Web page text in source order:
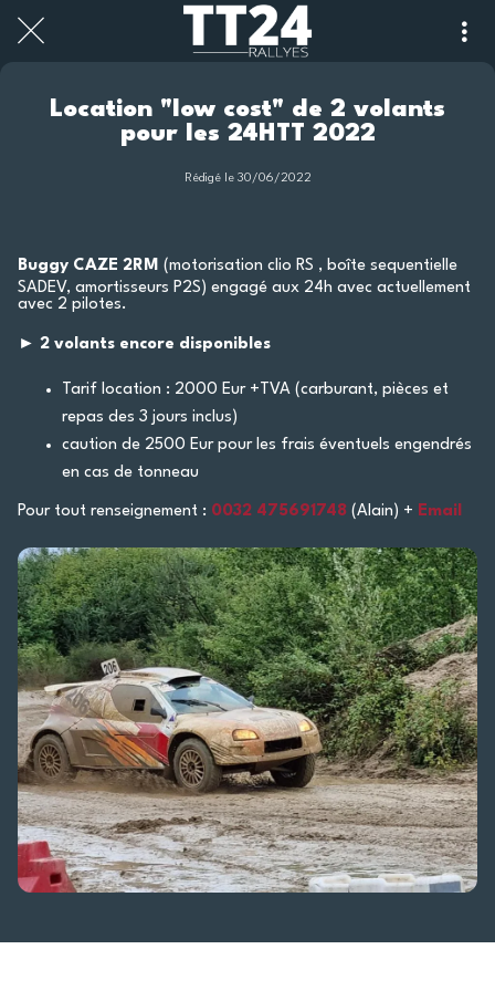
Location "low cost" de 2 volants
pour les 24HTT 2022
Rédigé le 30/06/2022
Buggy CAZE 2RM (motorisation clio RS , boîte sequentielle
SADEV, amortisseurs P2S) engagé aux 24h avec actuellement
avec 2 pilotes.
► 2 volants encore disponibles
Tarif location : 2000 Eur +TVA (carburant, pièces et
repas des 3 jours inclus)
caution de 2500 Eur pour les frais éventuels engendrés
en cas de tonneau
Pour tout renseignement : 0032 475691748 (Alain) + Email